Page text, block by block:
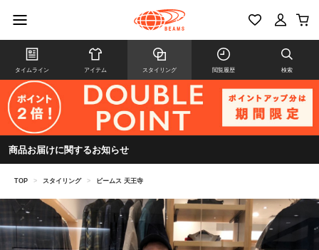
タイムライン アイテム スタイリング 閲覧履歴 検索
商品お届けに関するお知らせ
TOP > スタイリング > ビームス 天王寺